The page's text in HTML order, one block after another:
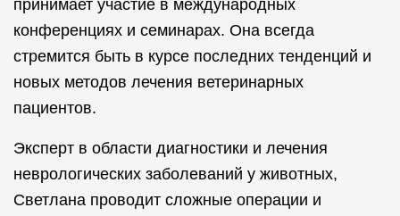
принимает участие в международных
конференциях и семинарах. Она всегда
стремится быть в курсе последних тенденций и
новых методов лечения ветеринарных
пациентов.
Эксперт в области диагностики и лечения
неврологических заболеваний у животных,
Светлана проводит сложные операции и